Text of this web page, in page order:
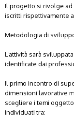
Il progetto si rivolge
iscritti rispettivamente
Metodologia di
L’attività sarà
identificate dai
Il primo incontro di
dimensioni lavorative
scegliere i temi
individuati tra: